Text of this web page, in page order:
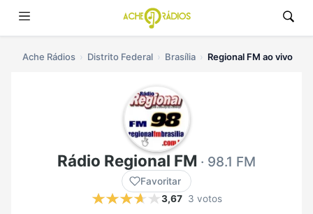
Ache Rádios Distrito Federal Brasília Regional FM ao vivo
Rádio Regional FM · 98.1 FM
Favoritar
3,67 3 votos